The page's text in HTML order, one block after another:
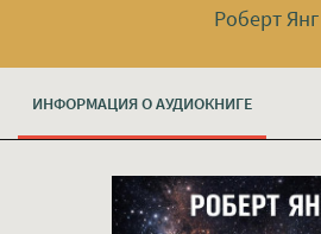
Роберт Янг
ИНФОРМАЦИЯ О АУДИОКНИГЕ